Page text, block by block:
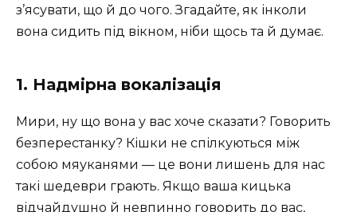
з’ясувати, що й до чого. Згадайте, як інколи
вона сидить під вікном, ніби щось та й думає.
1. Надмірна вокалізація
Мири, ну що вона у вас хоче сказати? Говорить
безперестанку? Кішки не спілкуються між
собою мяуканями — це вони лишень для нас
такі шедеври грають. Якщо ваша кицька
відчайдушно й невпинно говорить до вас,